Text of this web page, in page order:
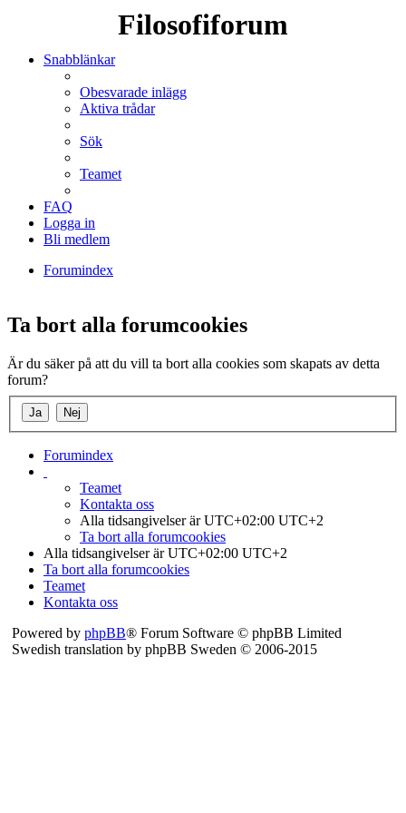
Filosofiforum
Snabblänkar
Obesvarade inlägg
Aktiva trådar
Sök
Teamet
FAQ
Logga in
Bli medlem
Forumindex
Ta bort alla forumcookies
Är du säker på att du vill ta bort alla cookies som skapats av detta
forum?
Forumindex
Teamet
Kontakta oss
Alla tidsangivelser är UTC+02:00 UTC+2
Ta bort alla forumcookies
Alla tidsangivelser är UTC+02:00 UTC+2
Ta bort alla forumcookies
Teamet
Kontakta oss
Powered by phpBB® Forum Software © phpBB Limited
Swedish translation by phpBB Sweden © 2006-2015